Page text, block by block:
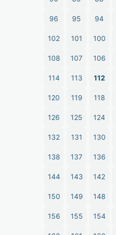
94
95
96
100
101
102
106
107
108
112
113
114
118
119
120
124
125
126
130
131
132
136
137
138
142
143
144
148
149
150
154
155
156